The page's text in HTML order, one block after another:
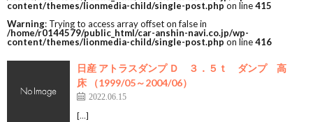
content/themes/lionmedia-child/single-post.php on line415
Warning: Trying to access array offset on false in
/home/r0144579/public_html/car-anshin-navi.co.jp/wp-
content/themes/lionmedia-child/single-post.php on line416
日産 アトラスダンプ Ｄ ３．５ｔ ダンプ 高
床 （1999/05～2004/06）
2022.06.15
[…]